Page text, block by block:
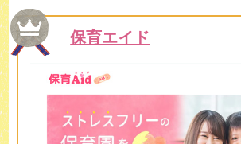
保育エイド